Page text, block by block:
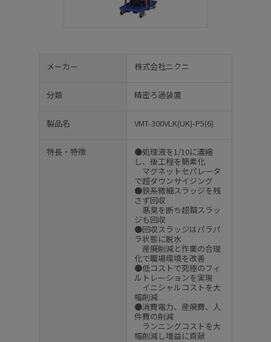
メーカー 株式会社ニクニ
分類 精密ろ過装置
製品名 VMT-300VLK(UK)-P5(6)
特長・特徴
●処理液を1/10に濃縮
し、後工程を簡素化
マグネットセパレータ
で超ダウンサイジング
●鉄系微細スラッジを残
さず回収
悪臭を断ち超鋼スラッ
ジも回収
●回収スラッジはパラパ
ラ状態に脱水
産廃削減と作業の合理
化で職場環境を改善
●低コストで究極のフィ
ルトレーションを実現
イニシャルコストを大
幅削減
●消費電力、産廃費、人
件費の削減
ランニングコストを大
幅削減し増益に貢献